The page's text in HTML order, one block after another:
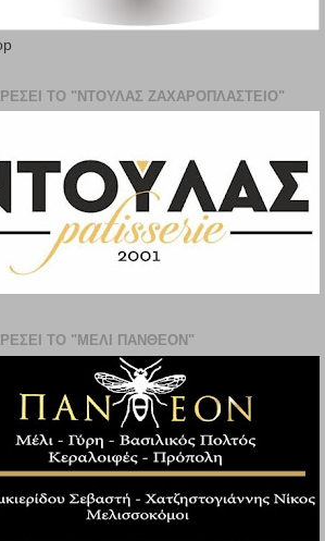
ΤΟ "ΝΤΟΥΛΑΣ ΖΑΧΑΡΟΠΛΑΣΤΕΊΟ"
ΤΟ "ΜΕΛΙ ΠΑΝΘΕΟΝ"